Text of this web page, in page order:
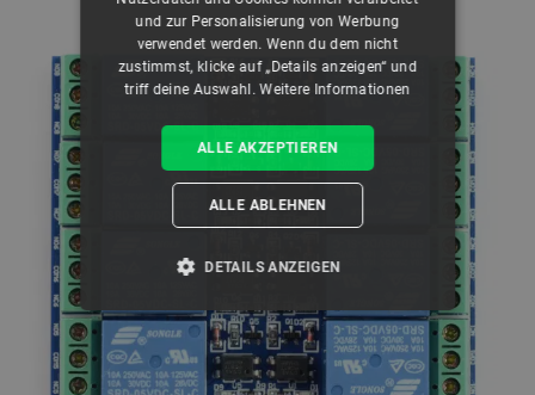
und zur Personalisierung von Werbung
verwendet werden. Wenn du dem nicht
zustimmst, klicke auf „Details anzeigen“ und
triff deine Auswahl.Weitere Informationen
ALLE AKZEPTIEREN
ALLE ABLEHNEN
DETAILS ANZEIGEN
UNBEDINGT ERFORDERLICH
PERFORMANCE